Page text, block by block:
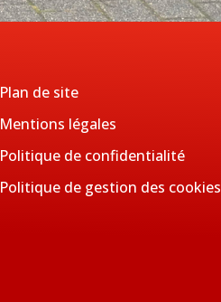
Plan de site
Mentions légales
Politique de confidentialité
Politique de gestion des cookies